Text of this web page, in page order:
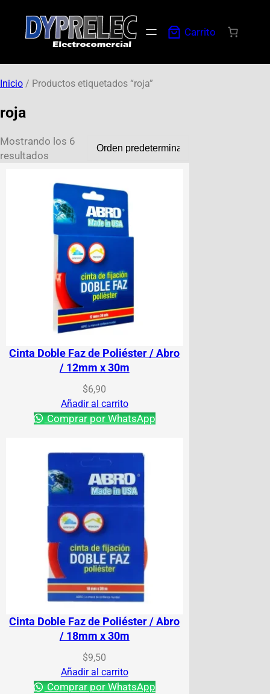
Carrito
Inicio / Productos etiquetados “roja”
roja
Mostrando los 6
resultados
Cinta Doble Faz de Poliéster / Abro
/ 12mm x 30m
$6,90
Añadir al carrito
Comprar por WhatsApp
Cinta Doble Faz de Poliéster / Abro
/ 18mm x 30m
$9,50
Añadir al carrito
Comprar por WhatsApp